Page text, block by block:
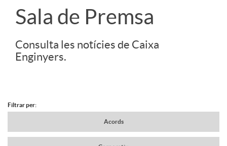
S
d
Sala de Premsa
Consulta les notícies de Caixa
Enginyers.
N
Filtrar per:
Acords